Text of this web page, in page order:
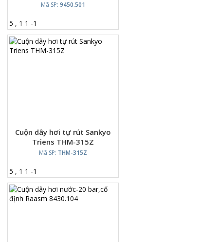
Mã SP: 9450.501
5 , 1 1 -1
Cuộn dây hơi tự rút Sankyo
Triens THM-315Z
Mã SP: THM-315Z
5 , 1 1 -1